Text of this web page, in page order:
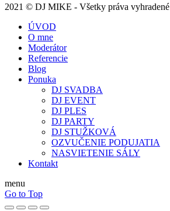
2021 © DJ MIKE - Všetky práva vyhradené
ÚVOD
O mne
Moderátor
Referencie
Blog
Ponuka
DJ SVADBA
DJ EVENT
DJ PLES
DJ PARTY
DJ STUŽKOVÁ
OZVUČENIE PODUJATIA
NASVIETENIE SÁLY
Kontakt
menu
Go to Top